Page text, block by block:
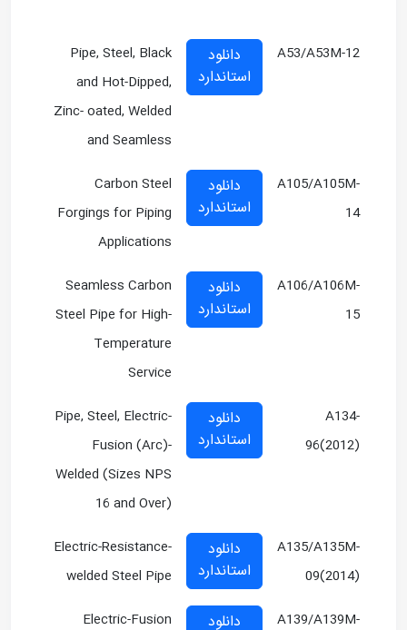
A53/A53M-12
دانلود
استاندارد
Pipe, Steel, Black
and Hot-Dipped,
Zinc- oated, Welded
and Seamless
A105/A105M-
14
دانلود
استاندارد
Carbon Steel
Forgings for Piping
Applications
A106/A106M-
15
دانلود
استاندارد
Seamless Carbon
Steel Pipe for High-
Temperature
Service
A134-
96(2012)
دانلود
استاندارد
Pipe, Steel, Electric-
Fusion (Arc)-
Welded (Sizes NPS
16 and Over)
A135/A135M-
09(2014)
دانلود
استاندارد
Electric-Resistance-
welded Steel Pipe
A139/A139M-
دانلود Electric-Fusion